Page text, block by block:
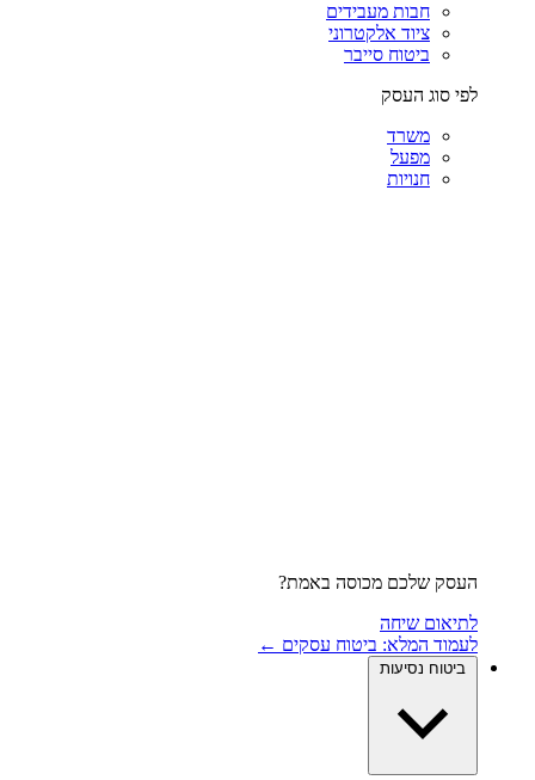
חבות מעבידים
ציוד אלקטרוני
ביטוח סייבר
לפי סוג העסק
משרד
מפעל
חנויות
העסק שלכם מכוסה באמת?
לתיאום שיחה
לעמוד המלא: ביטוח עסקים ←
ביטוח נסיעות